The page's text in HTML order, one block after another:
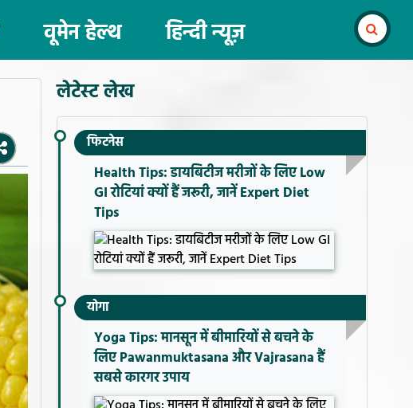
वूमेन हेल्थ हिन्दी न्यूज़
लेटेस्ट लेख
फिटनेस
Health Tips: डायबिटीज मरीजों के लिए Low
GI रोटियां क्यों हैं जरूरी, जानें Expert Diet
Tips
योगा
Yoga Tips: मानसून में बीमारियों से बचने के
लिए Pawanmuktasana और Vajrasana हैं
सबसे कारगर उपाय